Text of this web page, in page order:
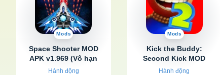
Mods
Space Shooter MOD
APK v1.969 (Vô hạn
tiền, kim cương)
Hành động
Mods
Kick the Buddy:
Second Kick MOD
APK v1.14.1526 (Vô
Hành động